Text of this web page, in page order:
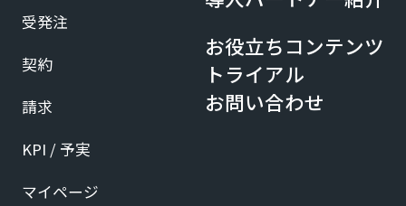
受発注
契約
請求
KPI / 予実
マイページ
お役立ちコンテンツ
トライアル
お問い合わせ